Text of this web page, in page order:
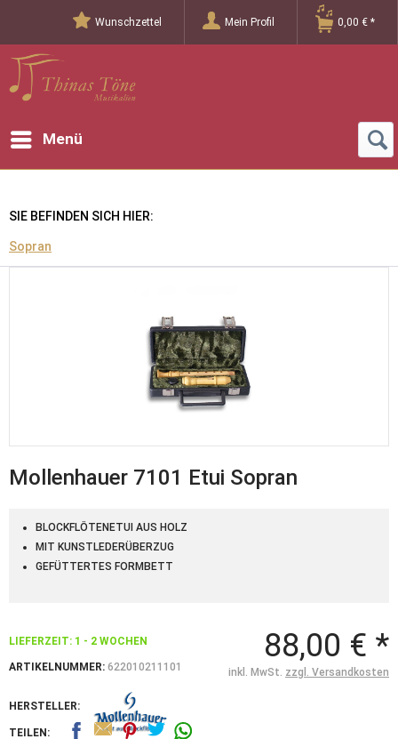
Wunschzettel Mein Profil 0,00 € *
Menü
SIE BEFINDEN SICH HIER:
Sopran
Mollenhauer 7101 Etui Sopran
BLOCKFLÖTENETUI AUS HOLZ
MIT KUNSTLEDERÜBERZUG
GEFÜTTERTES FORMBETT
LIEFERZEIT: 1 - 2 WOCHEN
ARTIKELNUMMER: 622010211101
HERSTELLER:
88,00 € *
inkl. MwSt. zzgl. Versandkosten
TEILEN: